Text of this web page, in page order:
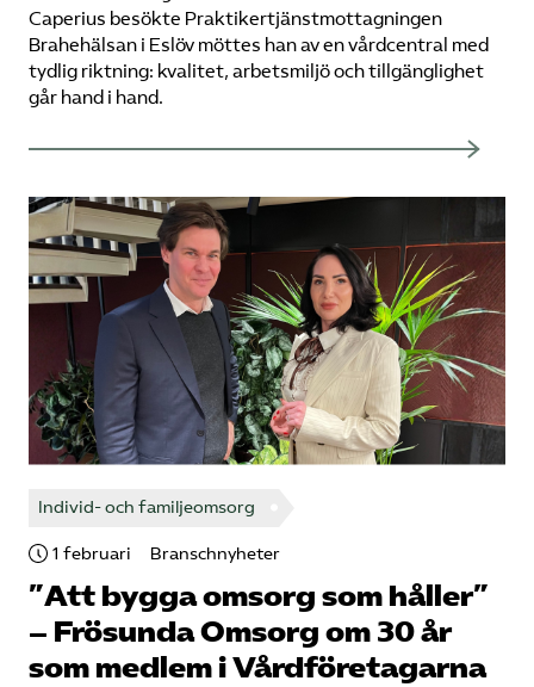
Caperius besökte Praktikertjänstmottagningen
Brahehälsan i Eslöv möttes han av en vårdcentral med
tydlig riktning: kvalitet, arbetsmiljö och tillgänglighet
går hand i hand.
Individ- och familjeomsorg
1 februari Branschnyheter
”Att bygga omsorg som håller”
– Frösunda Omsorg om 30 år
som medlem i Vård­företagarna